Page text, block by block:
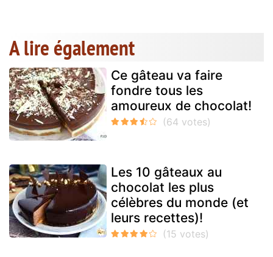
A lire également
Ce gâteau va faire
fondre tous les
amoureux de chocolat!
Les 10 gâteaux au
chocolat les plus
célèbres du monde (et
leurs recettes)!